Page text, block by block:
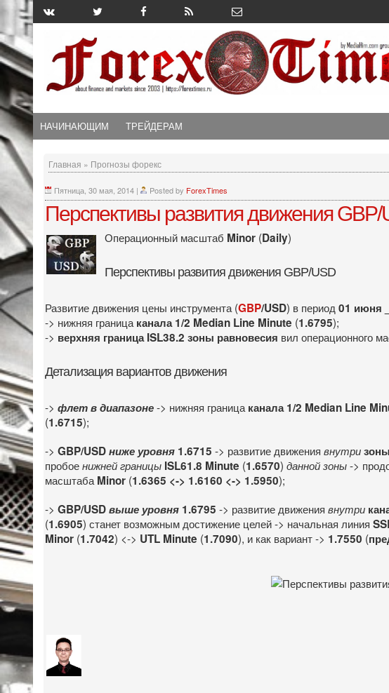
НАЧИНАЮЩИМ ТРЕЙДЕРАМ
Главная » Прогнозы форекс
Пятница, 30 мая, 2014 | Posted by ForexTimes
Перспективы развития движения
Операционный масштаб Minor (Daily)
Перспективы развития движения GBP/USD
Развитие движения цены инструмента (GBP/USD) в период 01 июня
-> нижняя граница канала 1/2 Median Line Minute (1.6795);
-> верхняя граница ISL38.2 зоны равновесия вил операционного
Детализация вариантов движения
-> флет в диапазоне-> нижняя граница канала 1/2 Median Line
(1.6715);
-> GBP/USDниже уровня 1.6715 -> развитие движения внутри
пробоенижней границы ISL61.8 Minute (1.6570) данной зоны->
масштаба Minor (1.6365 <-> 1.6160 <-> 1.5950);
-> GBP/USDвыше уровня 1.6795 -> развитие движения внутри
(1.6905) станет возможным достижение целей -> начальная линия
Minor (1.7042) <-> UTL Minute (1.7090), и как вариант -> 1.7550 (